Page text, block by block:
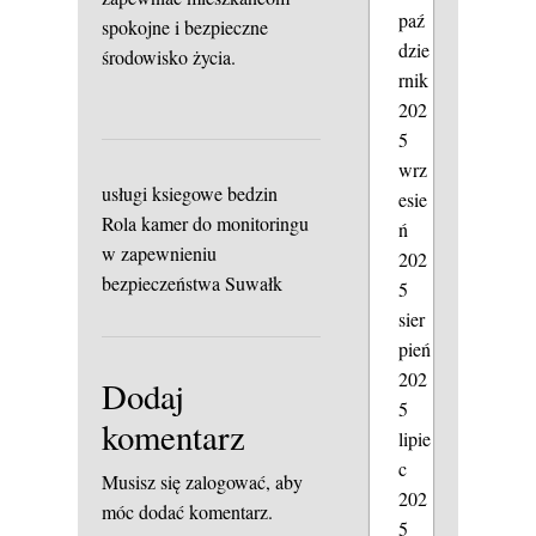
spokojne i bezpieczne
środowisko życia.
usługi ksiegowe bedzin
Rola kamer do monitoringu
w zapewnieniu
bezpieczeństwa Suwałk
Dodaj
komentarz
Musisz sięzalogować, aby
móc dodać komentarz.
paź
dzie
rnik
202
5
wrz
esie
ń
202
5
sier
pień
202
5
lipie
c
202
5